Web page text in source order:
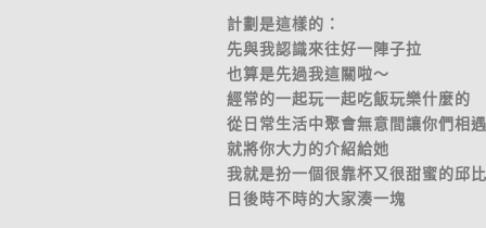
計劃是這樣的：
先與我認識來往好一陣子拉
也算是先過我這關啦～
經常的一起玩一起吃飯玩樂什麼的
從日常生活中聚會無意間讓你們相
就將你大力的介紹給她
我就是扮一個很靠杯又很甜蜜的邱
日後時不時的大家湊一塊